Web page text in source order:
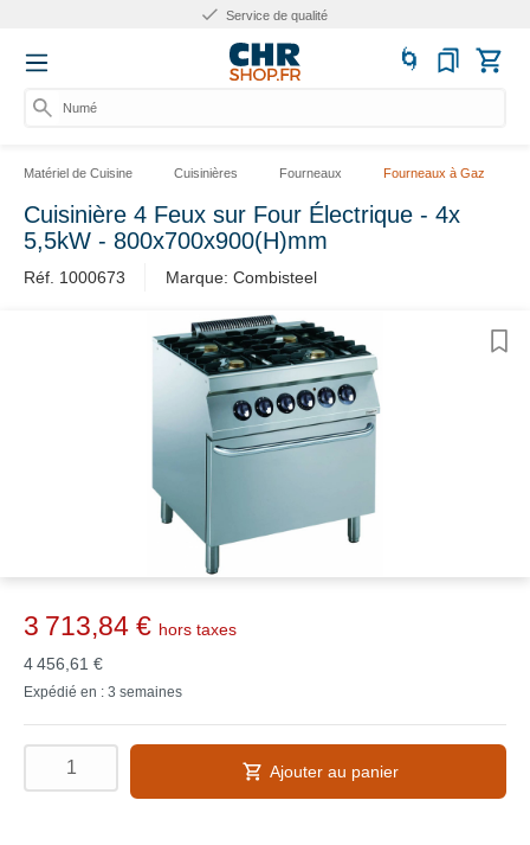
Service de qualité
Numéro
Matériel de Cuisine Cuisinières Fourneaux Fourneaux à Gaz
Cuisinière 4 Feux sur Four Électrique - 4x
5,5kW - 800x700x900(H)mm
Réf. 1000673 Marque: Combisteel
3 713,84 € hors taxes
4 456,61 €
Expédié en : 3 semaines
Ajouter au panier